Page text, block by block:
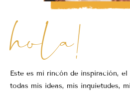
hola!
Este es mi rincón de inspiración,
todas mis ideas, mis inquietudes,